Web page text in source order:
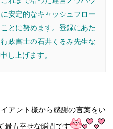
安定的なキャッシュフロー
とに努めます。登録にあた
政書士の石井くるみ先生な
し上げます。
アント様から感謝の言葉をい
最も幸せな瞬間です